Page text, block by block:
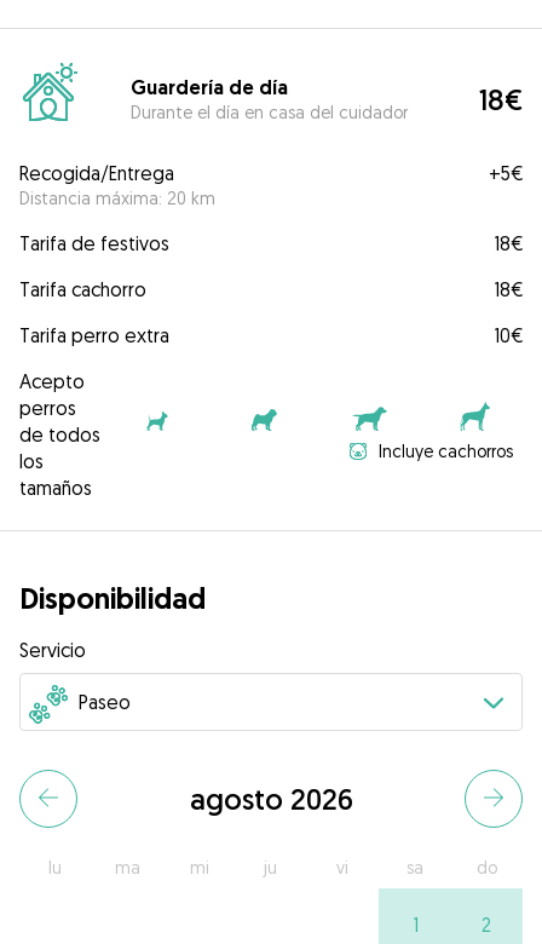
Guardería de día
Durante el día en casa del cuidador 18€
Recogida/Entrega
Distancia máxima: 20 km
+5€
Tarifa de festivos
18€
Tarifa cachorro
18€
Tarifa perro extra
10€
Acepto
perros
de todos
los
tamaños
Incluye cachorros
Disponibilidad
Servicio
agosto 2026
lu ma mi ju vi sa do
1 2